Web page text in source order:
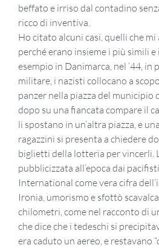
beffato e irriso dal contadino
ricco di inventiva.
Ho citato alcuni casi, quelli che
perché erano insieme i più simili
esempio in Danimarca, nel ’44, in
militare, i nazisti collocano a
panzer nella piazza del municipio
dopo su una fiancata compare il
li spostano in un’altra piazza, e
ragazzini si presenta a chiedere
biglietti della lotteria per vincerli.
pubblicizzata all’epoca dai
International come vera cifra
Ironia, umorismo e sfottò
chilometri, come nel racconto di
che dice che i tedeschi si
era caduto un aereo, e restavano